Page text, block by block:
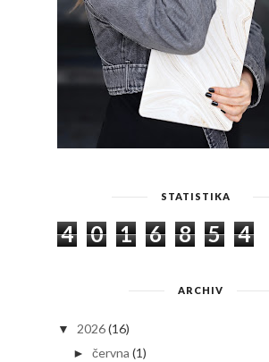
STATISTIKA
4 0 1 6 8 5 4
ARCHIV
▼ 2026(16)
► června (1)